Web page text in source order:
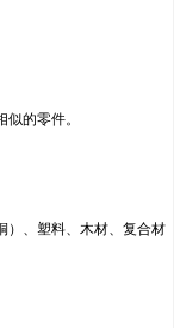
的零件。
）、塑料、木材、复合材